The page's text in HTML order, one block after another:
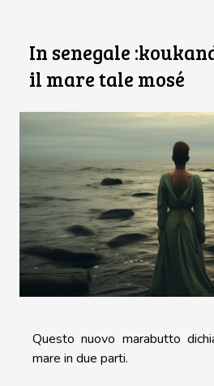
In senegale
il mare tale mosé
Questo nuovo marabutto
mare in due parti.